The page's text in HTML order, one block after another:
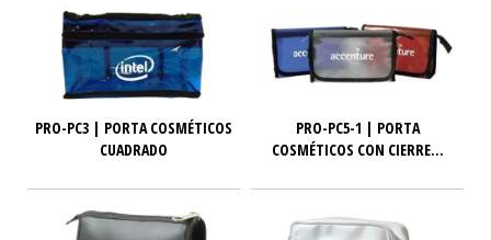
PRO-PC3 | PORTA COSMÉTICOS
CUADRADO
PRO-PC5-1 | PORTA
COSMÉTICOS CON CIERRE...